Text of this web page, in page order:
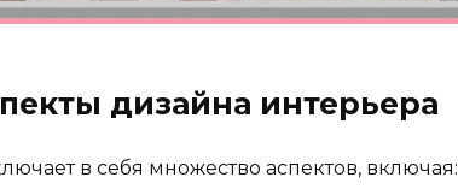
дизайна интерьера
в себя множество аспектов, включая: